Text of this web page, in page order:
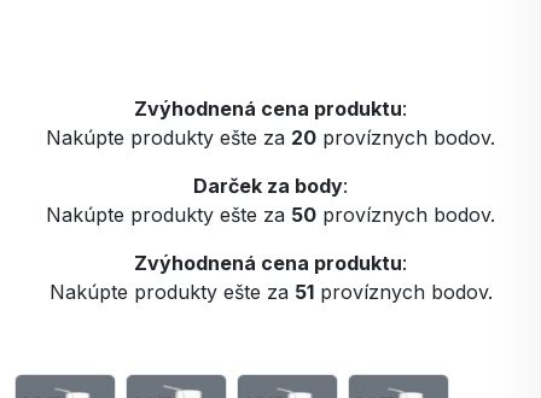
Zvýhodnená cena produktu:
Nakúpte produkty ešte za 20 províznych bodov.
Darček za body:
Nakúpte produkty ešte za 50 províznych bodov.
Zvýhodnená cena produktu:
Nakúpte produkty ešte za 51províznych bodov.